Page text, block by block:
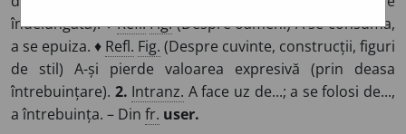
îndelungată). ♦Refl. Fig.(Despre oameni) A se consuma,
a se epuiza. ♦ Refl. Fig. (Despre cuvinte, construcții, figuri
de stil) A-și pierde valoarea expresivă (prin deasa
întrebuințare). 2. Intranz. A face uz de...; a se folosi de...,
a întrebuința. – Din fr. user.